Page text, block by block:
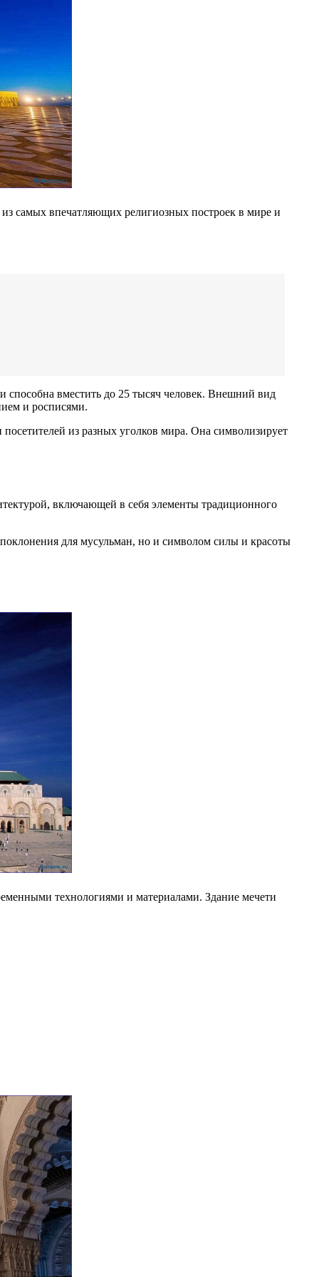
самых впечатляющих религиозных построек в мире и
способна вместить до 25 тысяч человек. Внешний вид
и росписями.
из разных уголков мира. Она символизирует
включающей в себя элементы традиционного
для мусульман, но и символом силы и красоты
технологиями и материалами. Здание мечети